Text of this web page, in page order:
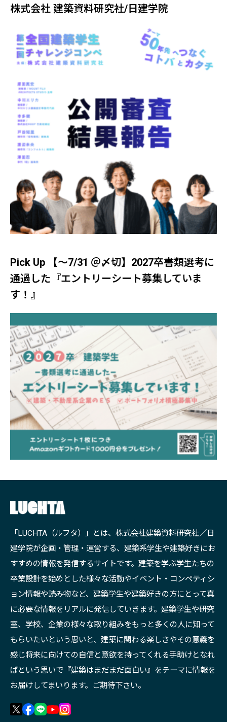
株式会社 建築資料研究社/日建学院
Pick Up 【～7/31 ＠〆切】2027卒書類選考に
通過した『エントリーシート募集していま
す！』
「LUCHTA（ルフタ）」とは、株式会社建築資料研究社／日
建学院が企画・管理・運営する、建築系学生や建築好きにお
すすめの情報を発信するサイトです。建築を学ぶ学生たちの
卒業設計を始めとした様々な活動やイベント・コンペティシ
ョン情報や読み物など、建築学生や建築好きの方にとって真
に必要な情報をリアルに発信していきます。建築学生や研究
室、学校、企業の様々な取り組みをもっと多くの人に知って
もらいたいという思いと、建築に関わる楽しさやその意義を
感じ将来に向けての自信と意欲を持ってくれる手助けとなれ
ばという思いで『建築はまだまだ面白い』をテーマに情報を
お届けしてまいります。ご期待下さい。